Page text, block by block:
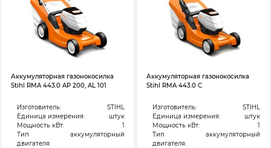
Аккумуляторная газонокосилка
Stihl RMA 443.0 AP 200, AL 101
Изготовитель:
STIHL
Единица измерения:
штук
Мощность кВт:
1
Тип
двигателя:
аккумуляторный
Аккумуляторная газонокосилка
Stihl RMA 443.0 C
Изготовитель:
STIHL
Единица измерения:
штук
Мощность кВт:
1
Тип
двигателя:
аккумуляторный